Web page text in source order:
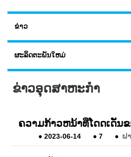
ຂ່າວ
ຜະລິດຕະພັນໃຫມ່
ຂ່າວອຸດສາຫະກໍາ
ຄວາມກ້າວຫນ້າທີ່ໂດດເດັ່ນ
● 2023-06-14 ● 7 ● ຝ